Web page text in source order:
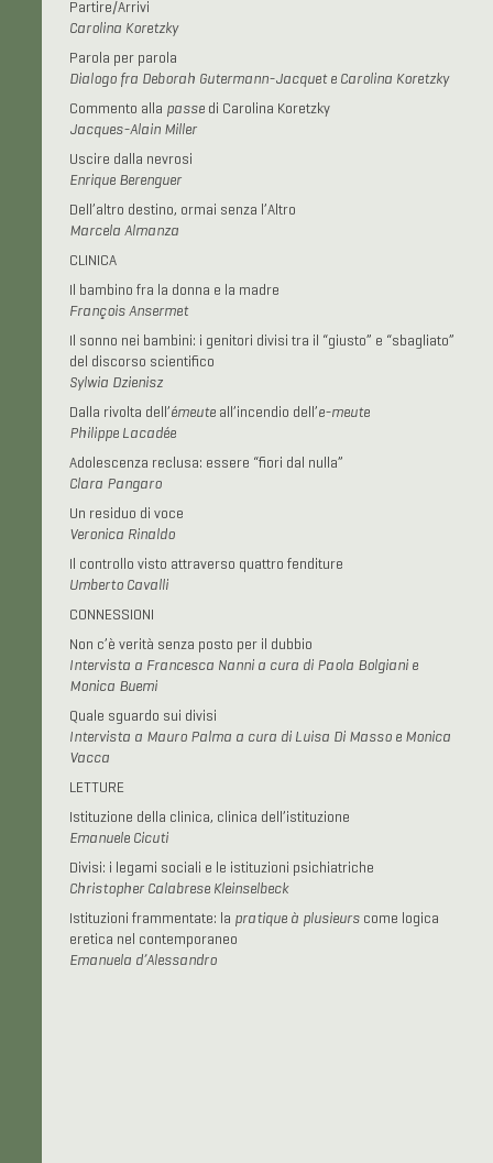
Partire/Arrivi
Carolina Koretzky
Parola per parola
Dialogo fra Deborah Gutermann-Jacquet e Carolina Koretzky
Commento alla passedi Carolina Koretzky
Jacques-Alain Miller
Uscire dalla nevrosi
Enrique Berenguer
Dell’altro destino, ormai senza l’Altro
Marcela Almanza
CLINICA
Il bambino fra la donna e la madre
François Ansermet
Il sonno nei bambini: i genitori divisi tra il “giusto” e “sbagliato”
del discorso scientifico
Sylwia Dzienisz
Dalla rivolta dell’émeuteall’incendio dell’e-meute
Philippe Lacadée
Adolescenza reclusa: essere “fiori dal nulla”
Clara Pangaro
Un residuo di voce
Veronica Rinaldo
Il controllo visto attraverso quattro fenditure
Umberto Cavalli
CONNESSIONI
Non c’è verità senza posto per il dubbio
Intervista a Francesca Nanni a cura di Paola Bolgiani e
Monica Buemi
Quale sguardo sui divisi
Intervista a Mauro Palma a cura di Luisa Di Masso e Monica
Vacca
LETTURE
Istituzione della clinica, clinica dell’istituzione
Emanuele Cicuti
Divisi: i legami sociali e le istituzioni psichiatriche
Christopher Calabrese Kleinselbeck
Istituzioni frammentate: la pratique à plusieurscome logica
eretica nel contemporaneo
Emanuela d’Alessandro